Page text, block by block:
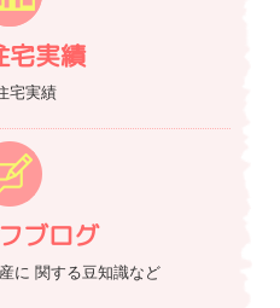
宅実績
宅実績
ブログ
に 関する豆知識など